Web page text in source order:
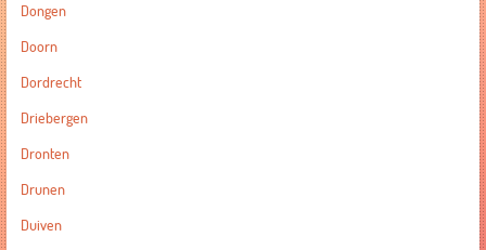
Dongen
Doorn
Dordrecht
Driebergen
Dronten
Drunen
Duiven